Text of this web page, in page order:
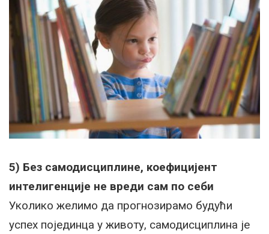
5) Без самодисциплине, коефицијент
интелигенције не вреди сам по себи
Уколико желимо да прогнозирамо будући
успех појединца у животу, самодисциплина је